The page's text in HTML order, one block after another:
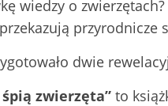
wiedzy o
przyrodnicze
dwie
śpią zwierzęta” to